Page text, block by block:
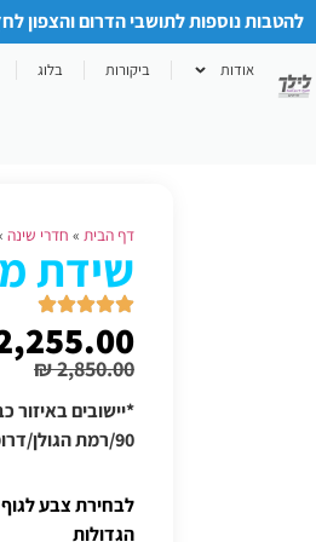
להטבות נוספות לתושבי הדרום והצפון
אודות ביקורות בלוג
דף הבית » חדרי שינה
שידת
₪2,850.00
90/רמת הגולן/דרומה מירוחם/עוטף עזה - יש לוודא תוספת הובלה טלפונית
לבחירת צבע
הגדולות